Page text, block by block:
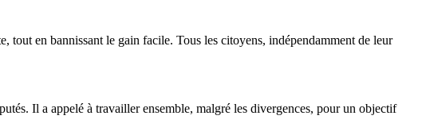
tout en bannissant le gain facile. Tous les citoyens, indépendamment de leur
Il a appelé à travailler ensemble, malgré les divergences, pour un objectif